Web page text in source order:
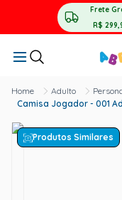
Frete
R$
Adulto
Camisa Jogador - 001
Produtos Similares